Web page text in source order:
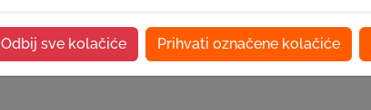
Odbij sve kolačiće Prihvati označene kolačiće